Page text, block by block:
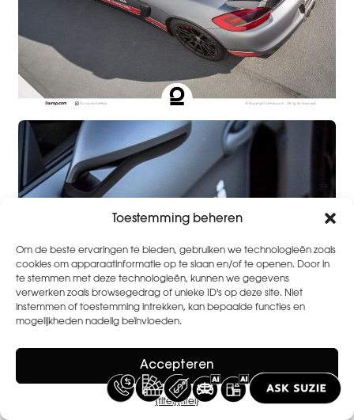
Toestemming beheren
Om de beste ervaringen te bieden, gebruiken we technologieën zoals
cookies om apparaatinformatie op te slaan en/of te openen. Door in
te stemmen met deze technologieën, kunnen we gegevens
verwerken zoals browsegedrag of unieke ID's op deze site. Niet
instemmen of toestemming intrekken, kan bepaalde functies en
mogelijkheden nadelig beïnvloeden.
Accepteren
{titel}{titel}